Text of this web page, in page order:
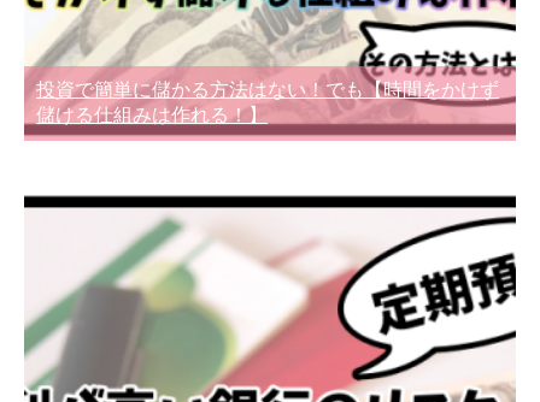
投資で簡単に儲かる方法はない！でも【時間をかけず
儲ける仕組みは作れる！】